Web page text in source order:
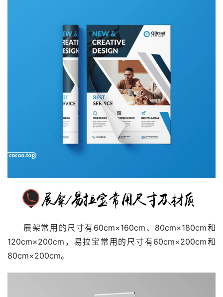
展架常用的尺寸有60cm×160cm、80cm×180cm和
120cm×200cm，易拉宝常用的尺寸有60cm×200cm和
80cm×200cm。